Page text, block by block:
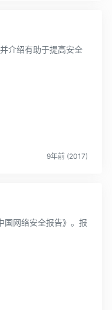
介绍有助于提高安全
9年前 (2017)